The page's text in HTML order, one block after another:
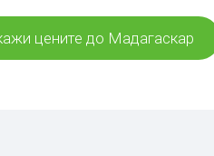
цените до Мадагаскар